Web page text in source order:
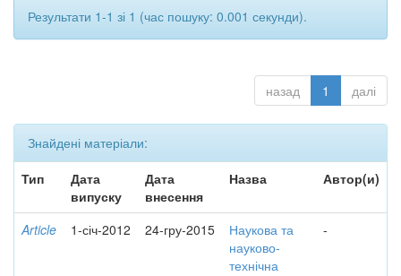
Результати 1-1 зі 1 (час пошуку: 0.001 секунди).
назад 1 далі
Знайдені матеріали:
Тип
Дата
випуску
Дата
внесення
Назва Автор(и)
Article 1-січ-2012 24-гру-2015
Наукова та
науково-
технічна
-